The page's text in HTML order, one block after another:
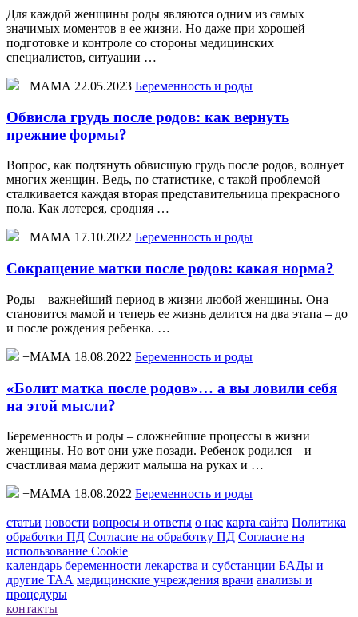
Для каждой женщины роды являются одним из самых
значимых моментов в ее жизни. Но даже при хорошей
подготовке и контроле со стороны медицинских
специалистов, ситуации …
+МАМА 22.05.2023 Беременность и роды
Обвисла грудь после родов: как вернуть
прежние формы?
Вопрос, как подтянуть обвисшую грудь после родов, волнует
многих женщин. Ведь, по статистике, с такой проблемой
сталкивается каждая вторая представительница прекрасного
пола. Как лотерея, сродняя …
+МАМА 17.10.2022 Беременность и роды
Сокращение матки после родов: какая норма?
Роды – важнейший период в жизни любой женщины. Она
становится мамой и теперь ее жизнь делится на два этапа – до
и после рождения ребенка. …
+МАМА 18.08.2022 Беременность и роды
«Болит матка после родов»… а вы ловили себя
на этой мысли?
Беременность и роды – сложнейшие процессы в жизни
женщины. Но вот они уже позади. Ребенок родился – и
счастливая мама держит малыша на руках и …
+МАМА 18.08.2022 Беременность и роды
статьи новости вопросы и ответы о нас карта сайта Политика
обработки ПД Согласие на обработку ПД Согласие на
использование Cookie
календарь беременности лекарства и субстанции БАДы и
другие ТАА медицинские учреждения врачи анализы и
процедуры
контакты